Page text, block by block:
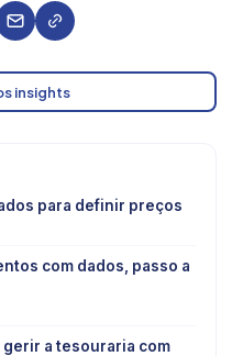
insights
para definir preços
com dados, passo a
a tesouraria com